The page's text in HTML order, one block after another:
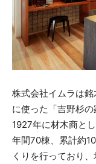
株式会社イムラは
に使った「吉野杉の
1927年に材木商と
年間70棟、累計約
くりを行っており